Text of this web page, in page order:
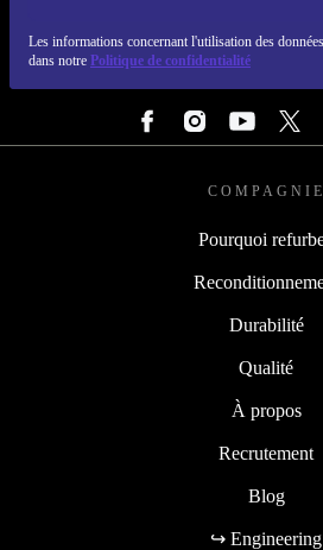
Les informations concernant l'utilisation des
dans notre Politique de confidentialité
COMPAGNIE
Pourquoi
Durabilité
Qualité
À propos
Recrutement
Blog
↪ Engineering